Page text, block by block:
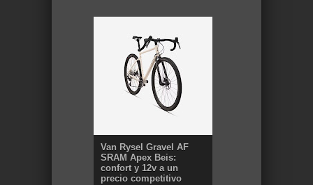
Van Rysel Gravel AF
SRAM Apex Beis:
confort y 12v a un
precio competitivo